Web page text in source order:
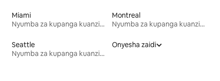
Miami
Nyumba za kupanga kuanzia mwezi mmoja
Montreal
Nyumba za kupanga kuanzia mwezi mmoja
Seattle
Nyumba za kupanga kuanzia mwezi mmoja
Onyesha zaidi